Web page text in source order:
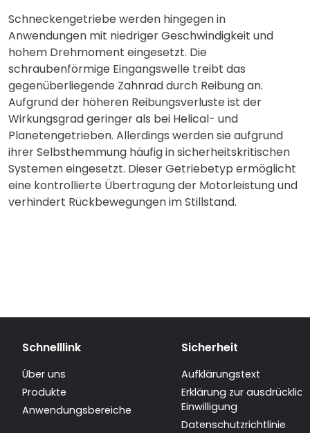
Schneckengetriebe werden hingegen in
Anwendungen mit niedriger Geschwindigkeit und
hohem Drehmoment eingesetzt. Die
schraubenförmige Eingangswelle treibt das
gegenüberliegende Zahnrad durch Reibung an.
Aufgrund der höheren Reibungsverluste ist der
Wirkungsgrad geringer als bei Helical- und
Planetengetrieben. Allerdings werden sie aufgrund
ihrer Selbsthemmung häufig in sicherheitskritischen
Systemen eingesetzt. Dieser Getriebetyp ermöglicht
eine kontrollierte Übertragung der Motorleistung und
verhindert Rückbewegungen im Stillstand.
Schnelllink
Über uns
Produkte
Anwendungsbereiche
Sicherheit
Aufklärungstext
Erklärung zur
Einwilligung
Datenschutzrichtlinie